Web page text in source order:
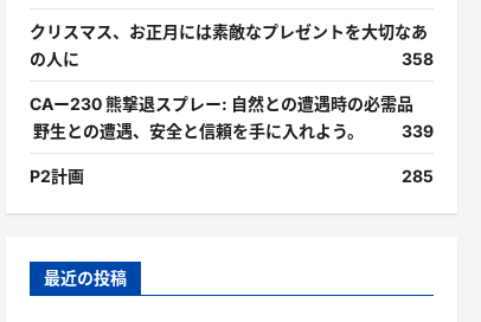
クリスマス、お正月には素敵なプレゼントを大切なあ
の人に
358
CAー230 熊撃退スプレー: 自然との遭遇時の必需品
野生との遭遇、安全と信頼を手に入れよう。
339
P2計画 285
最近の投稿